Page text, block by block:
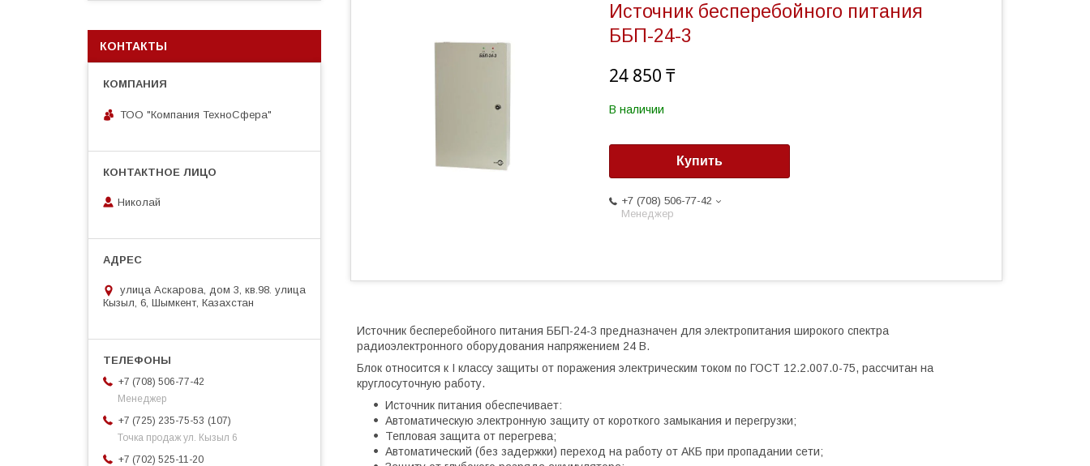
Источник бесперебойного питания
ББП-24-3
24 850 ₸
В наличии
Купить
+7 (708) 506-77-42
Менеджер
Источник бесперебойного питания ББП-24-3 предназначен для электропитания широкого спектра
радиоэлектронного оборудования напряжением 24 В.
Блок относится к I классу защиты от поражения электрическим током по ГОСТ 12.2.007.0-75, рассчитан на
круглосуточную работу.
Источник питания обеспечивает:
Автоматическую электронную защиту от короткого замыкания и перегрузки;
Тепловая защита от перегрева;
Автоматический (без задержки) переход на работу от АКБ при пропадании сети;
КОНТАКТЫ
ТОО "Компания ТехноСфера"
Николай
улица Аскарова, дом 3, кв.98. улица
Кызыл, 6, Шымкент, Казахстан
+7 (708) 506-77-42
Менеджер
+7 (725) 235-75-53
107
Точка продаж ул. Кызыл 6
+7 (702) 525-11-20